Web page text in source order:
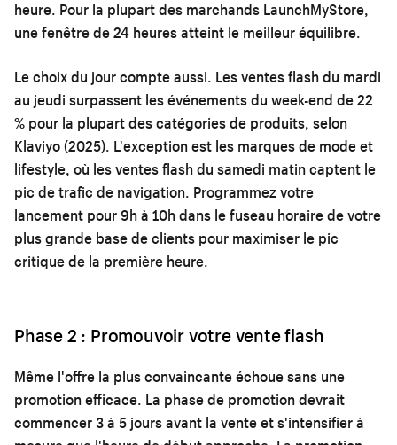
heure. Pour la plupart des marchands LaunchMyStore,
une fenêtre de 24 heures atteint le meilleur équilibre.
Le choix du jour compte aussi. Les ventes flash du mardi
au jeudi surpassent les événements du week-end de 22
% pour la plupart des catégories de produits, selon
Klaviyo (2025). L'exception est les marques de mode et
lifestyle, où les ventes flash du samedi matin captent le
pic de trafic de navigation. Programmez votre
lancement pour 9h à 10h dans le fuseau horaire de votre
plus grande base de clients pour maximiser le pic
critique de la première heure.
Phase 2 : Promouvoir votre vente flash
Même l'offre la plus convaincante échoue sans une
promotion efficace. La phase de promotion devrait
commencer 3 à 5 jours avant la vente et s'intensifier à